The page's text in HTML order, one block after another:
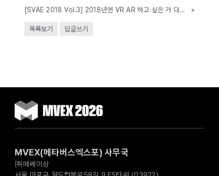
[SVAE 2018 Vol.3] 2018년엔 VR AR 하고 싶은 거 다해!!!! (2018.04.19~22, COEX)
»
목록보기 답글쓰기
MVEX(메타버스엑스포) 사무국
㈜메쎄이상